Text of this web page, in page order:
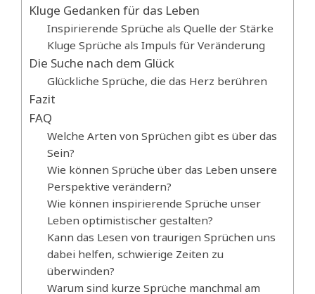
Kluge Gedanken für das Leben
Inspirierende Sprüche als Quelle der Stärke
Kluge Sprüche als Impuls für Veränderung
Die Suche nach dem Glück
Glückliche Sprüche, die das Herz berühren
Fazit
FAQ
Welche Arten von Sprüchen gibt es über das
Sein?
Wie können Sprüche über das Leben unsere
Perspektive verändern?
Wie können inspirierende Sprüche unser
Leben optimistischer gestalten?
Kann das Lesen von traurigen Sprüchen uns
dabei helfen, schwierige Zeiten zu
überwinden?
Warum sind kurze Sprüche manchmal am